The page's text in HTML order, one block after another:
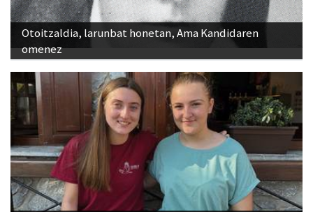
Otoitzaldia, larunbat honetan, Ama Kandidaren
omenez